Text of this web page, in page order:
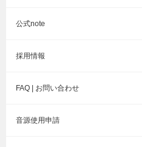
公式note
採用情報
FAQ | お問い合わせ
音源使用申請